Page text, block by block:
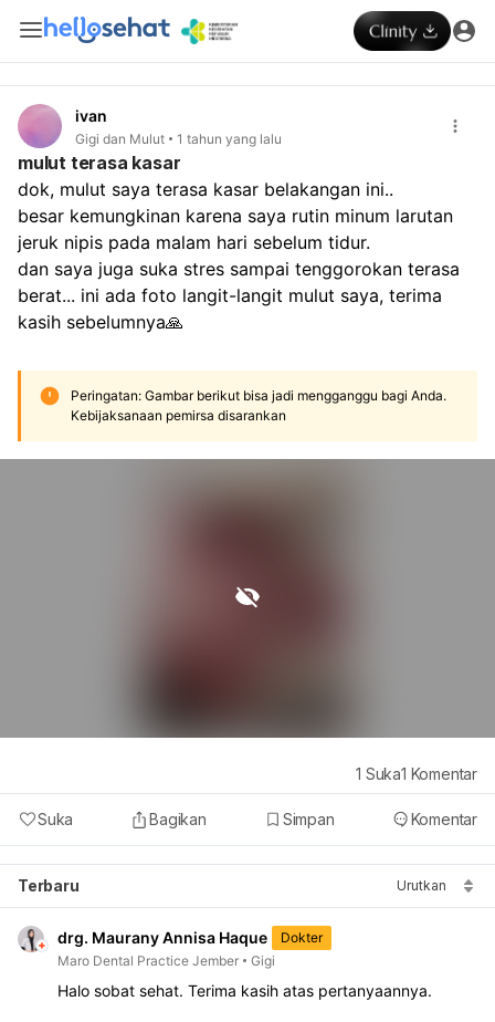
ivan
Gigi dan Mulut 1 tahun yang lalu
mulut terasa kasar
dok, mulut saya terasa kasar belakangan ini..
besar kemungkinan karena saya rutin minum larutan
jeruk nipis pada malam hari sebelum tidur.
dan saya juga suka stres sampai tenggorokan terasa
berat... ini ada foto langit-langit mulut saya, terima
kasih sebelumnya🙏
Peringatan: Gambar berikut bisa jadi mengganggu bagi Anda.
Kebijaksanaan pemirsa disarankan
Suka Bagikan Simpan Komentar
1 Suka1 Komentar
Terbaru Urutkan
drg. Maurany Annisa Haque
Dokter
Maro Dental Practice Jember
Gigi
Halo sobat sehat. Terima kasih atas pertanyaannya.